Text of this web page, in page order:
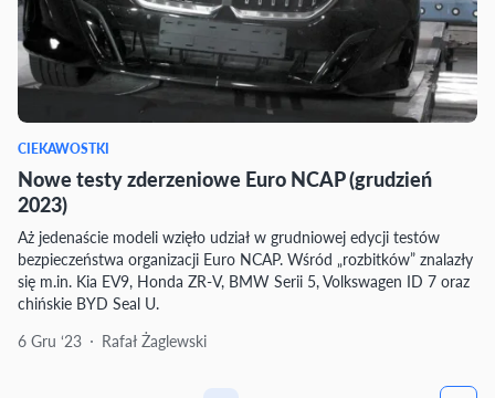
CIEKAWOSTKI
Nowe testy zderzeniowe Euro NCAP (grudzień
2023)
Aż jedenaście modeli wzięło udział w grudniowej edycji testów
bezpieczeństwa organizacji Euro NCAP. Wśród „rozbitków” znalazły
się m.in. Kia EV9, Honda ZR-V, BMW Serii 5, Volkswagen ID 7 oraz
chińskie BYD Seal U.
6 Gru ‘23
Rafał Żaglewski